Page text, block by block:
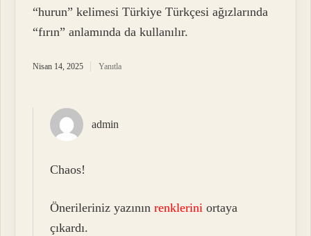
“hurun” kelimesi Türkiye Türkçesi ağızlarında
“fırın” anlamında da kullanılır.
Nisan 14, 2025 Yanıtla
admin
Chaos!
Önerileriniz yazınınrenklerini ortaya
çıkardı.